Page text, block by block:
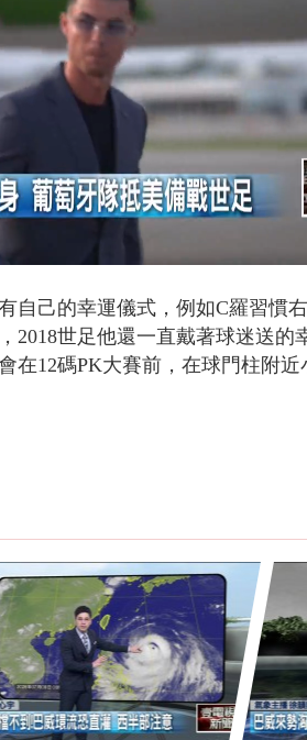
自己的幸運儀式，例如C羅習慣
2018世足他還一直戴著球迷送的
在12碼PK大賽前，在球門柱附近